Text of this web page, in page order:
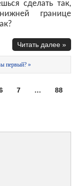
сделать так,
границе
Читать далее »
первый? »
7 … 88